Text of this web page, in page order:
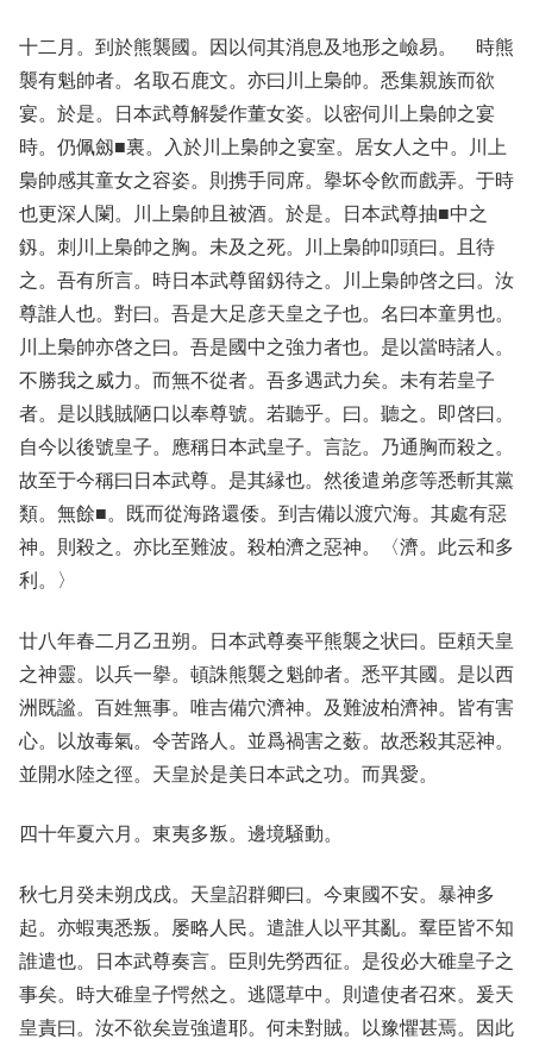
十二月。到於熊襲國。因以伺其消息及地形之嶮易。 時熊
襲有魁帥者。名取石鹿文。亦曰川上梟帥。悉集親族而欲
宴。於是。日本武尊解髪作董女姿。以密伺川上梟帥之宴
時。仍佩劔■裏。入於川上梟帥之宴室。居女人之中。川上
梟帥感其童女之容姿。則携手同席。擧坏令飮而戲弄。于時
也更深人闌。川上梟帥且被酒。於是。日本武尊抽■中之
釼。刺川上梟帥之胸。未及之死。川上梟帥叩頭曰。且待
之。吾有所言。時日本武尊留釼待之。川上梟帥啓之曰。汝
尊誰人也。對曰。吾是大足彦天皇之子也。名曰本童男也。
川上梟帥亦啓之曰。吾是國中之強力者也。是以當時諸人。
不勝我之威力。而無不從者。吾多遇武力矣。未有若皇子
者。是以賎賊陋口以奉尊號。若聽乎。曰。聽之。即啓曰。
自今以後號皇子。應稱日本武皇子。言訖。乃通胸而殺之。
故至于今稱曰日本武尊。是其縁也。然後遣弟彦等悉斬其黨
類。無餘■。既而從海路還倭。到吉備以渡穴海。其處有惡
神。則殺之。亦比至難波。殺柏濟之惡神。〈濟。此云和多
利。〉
廿八年春二月乙丑朔。日本武尊奏平熊襲之状曰。臣頼天皇
之神靈。以兵一擧。頓誅熊襲之魁帥者。悉平其國。是以西
洲既謐。百姓無事。唯吉備穴濟神。及難波柏濟神。皆有害
心。以放毒氣。令苦路人。並爲禍害之薮。故悉殺其惡神。
並開水陸之徑。天皇於是美日本武之功。而異愛。
四十年夏六月。東夷多叛。邊境騒動。
秋七月癸未朔戊戌。天皇詔群卿曰。今東國不安。暴神多
起。亦蝦夷悉叛。屡略人民。遣誰人以平其亂。羣臣皆不知
誰遣也。日本武尊奏言。臣則先勞西征。是役必大碓皇子之
事矣。時大碓皇子愕然之。逃隱草中。則遣使者召來。爰天
皇責曰。汝不欲矣豈強遣耶。何未對賊。以豫懼甚焉。因此